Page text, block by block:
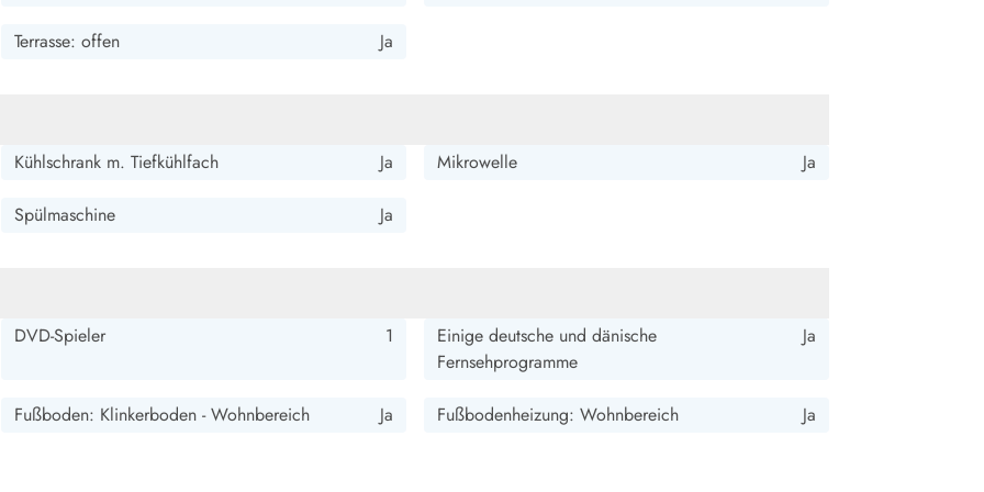
Terrasse: offen Ja
Kühlschrank m. Tiefkühlfach Ja Mikrowelle Ja
Spülmaschine Ja
DVD-Spieler 1
Einige deutsche und dänische
Fernsehprogramme
Ja
Fußboden: Klinkerboden - Wohnbereich Ja Fußbodenheizung: Wohnbereich Ja